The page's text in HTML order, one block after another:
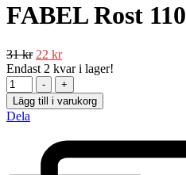
FABEL Rost 110
31kr Det
ursprungliga
priset
var:
31 kr.
22 krDet
nuvarande
priset
är:
22 kr.
Endast 2 kvar i lager!
Antal
-
+
Lägg till i varukorg
Dela